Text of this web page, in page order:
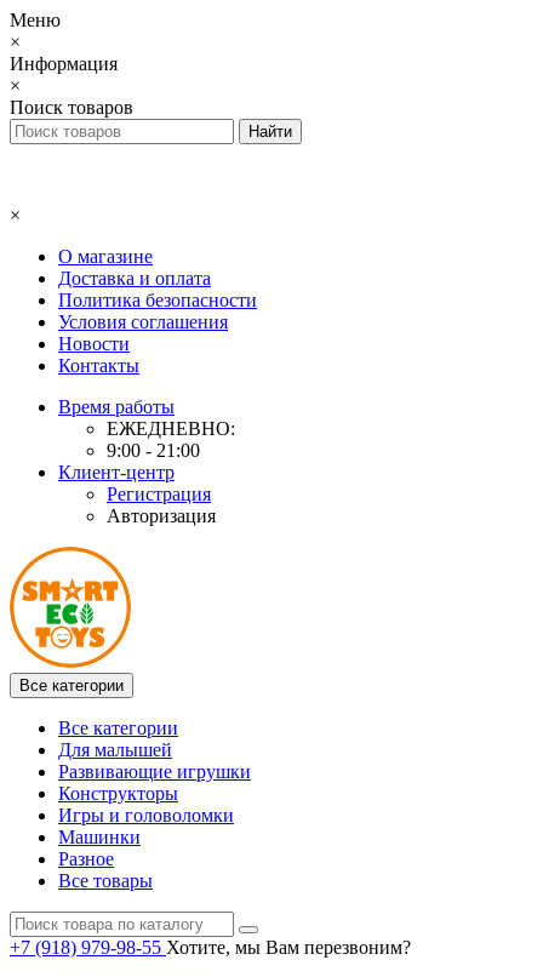
Меню
×
Информация
×
Поиск товаров
×
О магазине
Доставка и оплата
Политика безопасности
Условия соглашения
Новости
Контакты
Время работы
ЕЖЕДНЕВНО:
9:00 - 21:00
Клиент-центр
Регистрация
Авторизация
Все категории
Все категории
Для малышей
Развивающие игрушки
Конструкторы
Игры и головоломки
Машинки
Разное
Все товары
+7 (918) 979-98-55 Хотите, мы Вам перезвоним?